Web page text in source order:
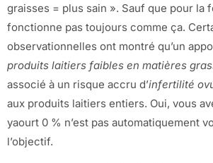
graisses = plus sain ». Sauf que pour la
fonctionne pas toujours comme ça.
observationnelles ont montré qu’un
produits laitiers faibles en matières
associé à un risque accru d’infertilité
aux produits laitiers entiers. Oui, vous
yaourt 0 % n’est pas automatiquement
l’objectif.